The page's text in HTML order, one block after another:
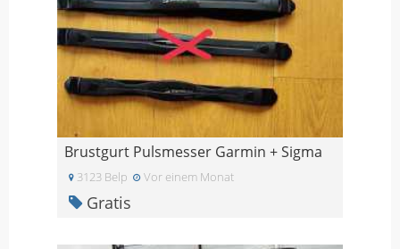
Brustgurt Pulsmesser Garmin + Sigma
3123 Belp Vor einem Monat
Gratis